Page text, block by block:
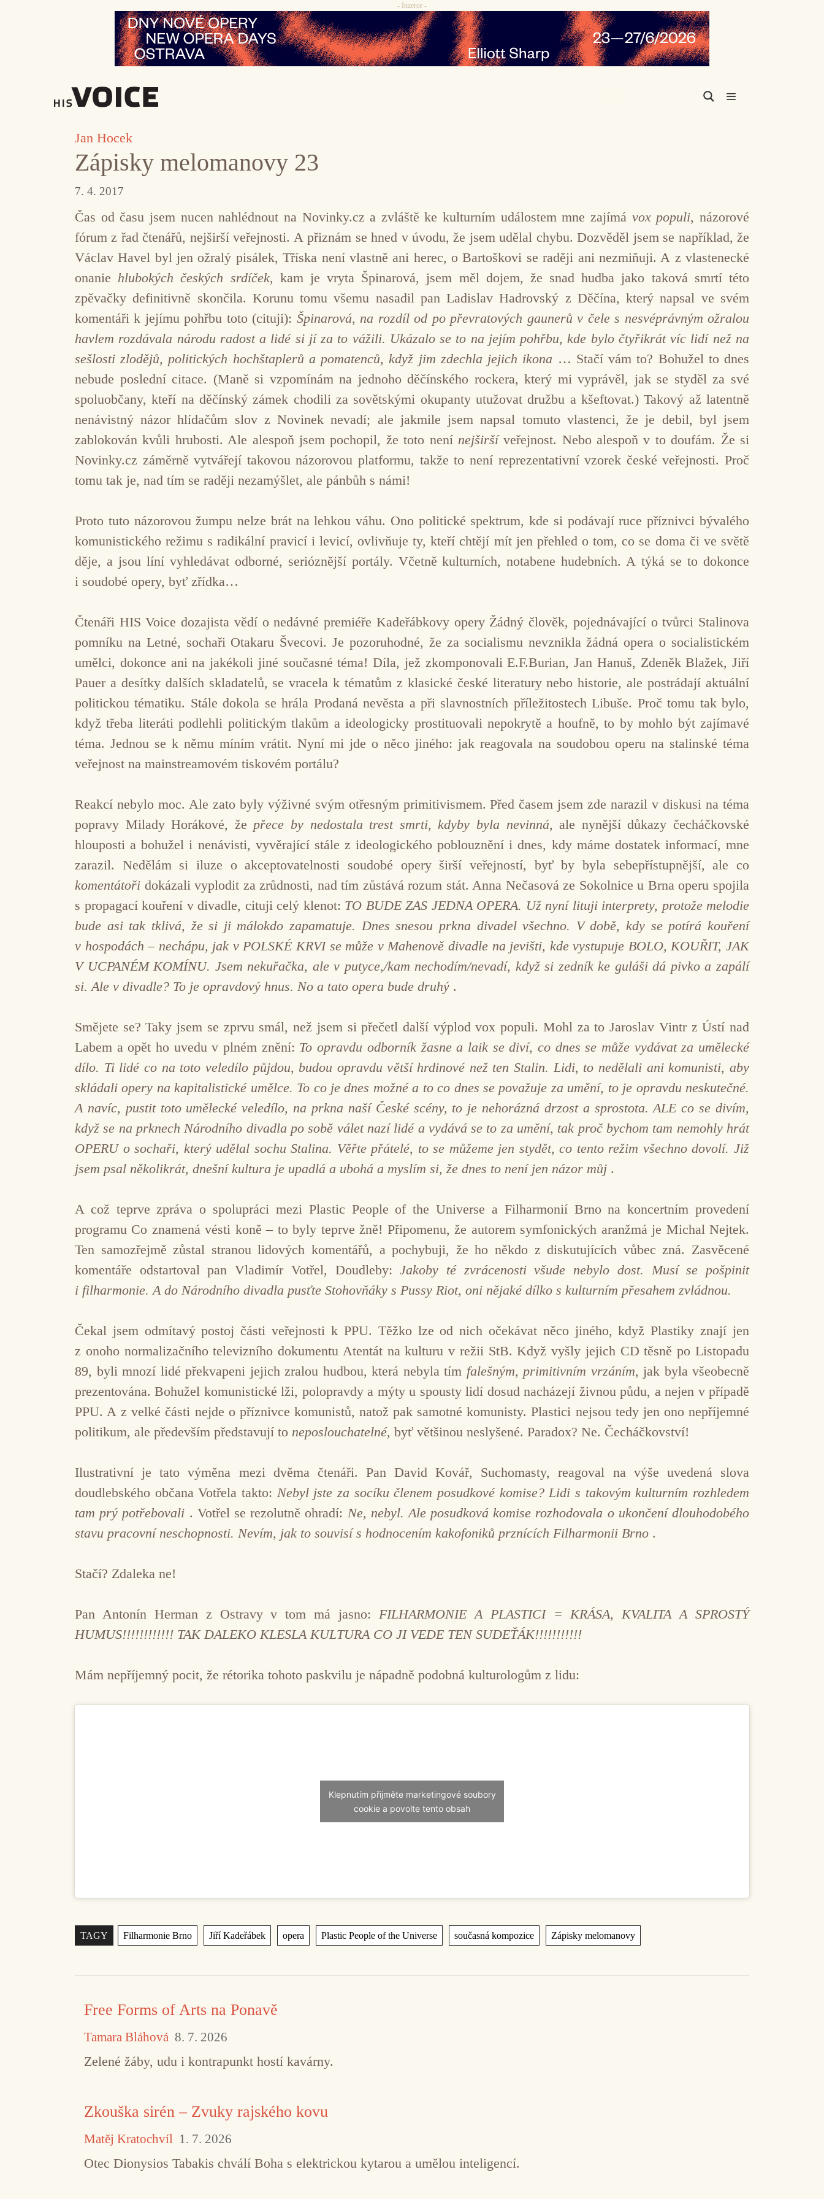
- Inzerce -
Jan Hocek
Zápisky melomanovy 23
7. 4. 2017
Čas od času jsem nucen nahlédnout na Novinky.cz a zvláště ke kulturním událostem mne zajímá vox populi, názorové
fórum z řad čtenářů, nejširší veřejnosti. A přiznám se hned v úvodu, že jsem udělal chybu. Dozvěděl jsem se například, že
Václav Havel byl jen ožralý pisálek, Tříska není vlastně ani herec, o Bartoškovi se raději ani nezmiňuji. A z vlastenecké
onanie hlubokých českých srdíček, kam je vryta Špinarová, jsem měl dojem, že snad hudba jako taková smrtí této
zpěvačky definitivně skončila. Korunu tomu všemu nasadil pan Ladislav Hadrovský z Děčína, který napsal ve svém
komentáři k jejímu pohřbu toto (cituji): Špinarová, na rozdíl od po převratových gaunerů v čele s nesvéprávným ožralou
havlem rozdávala národu radost a lidé si jí za to vážili. Ukázalo se to na jejím pohřbu, kde bylo čtyřikrát víc lidí než na
sešlosti zlodějů, politických hochštaplerů a pomatenců, když jim zdechla jejich ikona … Stačí vám to? Bohužel to dnes
nebude poslední citace. (Maně si vzpomínám na jednoho děčínského rockera, který mi vyprávěl, jak se styděl za své
spoluobčany, kteří na děčínský zámek chodili za sovětskými okupanty utužovat družbu a kšeftovat.) Takový až latentně
nenávistný názor hlídačům slov z Novinek nevadí; ale jakmile jsem napsal tomuto vlastenci, že je debil, byl jsem
zablokován kvůli hrubosti. Ale alespoň jsem pochopil, že toto není nejširšíveřejnost. Nebo alespoň v to doufám. Že si
Novinky.cz záměrně vytvářejí takovou názorovou platformu, takže to není reprezentativní vzorek české veřejnosti. Proč
tomu tak je, nad tím se raději nezamýšlet, ale pánbůh s námi!
Proto tuto názorovou žumpu nelze brát na lehkou váhu. Ono politické spektrum, kde si podávají ruce příznivci bývalého
komunistického režimu s radikální pravicí i levicí, ovlivňuje ty, kteří chtějí mít jen přehled o tom, co se doma či ve světě
děje, a jsou líní vyhledávat odborné, serióznější portály. Včetně kulturních, notabene hudebních. A týká se to dokonce
i soudobé opery, byť zřídka…
Čtenáři HIS Voice dozajista vědí o nedávné premiéře Kadeřábkovy opery Žádný člověk, pojednávající o tvůrci Stalinova
pomníku na Letné, sochaři Otakaru Švecovi. Je pozoruhodné, že za socialismu nevznikla žádná opera o socialistickém
umělci, dokonce ani na jakékoli jiné současné téma! Díla, jež zkomponovali E.F.Burian, Jan Hanuš, Zdeněk Blažek, Jiří
Pauer a desítky dalších skladatelů, se vracela k tématům z klasické české literatury nebo historie, ale postrádají aktuální
politickou tématiku. Stále dokola se hrála Prodaná nevěsta a při slavnostních příležitostech Libuše. Proč tomu tak bylo,
když třeba literáti podlehli politickým tlakům a ideologicky prostituovali nepokrytě a houfně, to by mohlo být zajímavé
téma. Jednou se k němu míním vrátit. Nyní mi jde o něco jiného: jak reagovala na soudobou operu na stalinské téma
veřejnost na mainstreamovém tiskovém portálu?
Reakcí nebylo moc. Ale zato byly výživné svým otřesným primitivismem. Před časem jsem zde narazil v diskusi na téma
popravy Milady Horákové, že přece by nedostala trest smrti, kdyby byla nevinná, ale nynější důkazy čecháčkovské
hlouposti a bohužel i nenávisti, vyvěrající stále z ideologického poblouznění i dnes, kdy máme dostatek informací, mne
zarazil. Nedělám si iluze o akceptovatelnosti soudobé opery širší veřejností, byť by byla sebepřístupnější, ale co
komentátoři dokázali vyplodit za zrůdnosti, nad tím zůstává rozum stát. Anna Nečasová ze Sokolnice u Brna operu spojila
s propagací kouření v divadle, cituji celý klenot: TO BUDE ZAS JEDNA OPERA. Už nyní lituji interprety, protože melodie
bude asi tak tklivá, že si ji málokdo zapamatuje. Dnes snesou prkna divadel všechno. V době, kdy se potírá kouření
v hospodách – nechápu, jak v POLSKÉ KRVI se může v Mahenově divadle na jevišti, kde vystupuje BOLO, KOUŘIT, JAK
V UCPANÉM KOMÍNU. Jsem nekuřačka, ale v putyce,/kam nechodím/nevadí, když si zedník ke guláši dá pivko a zapálí
si. Ale v divadle? To je opravdový hnus. No a tato opera bude druhý .
Smějete se? Taky jsem se zprvu smál, než jsem si přečetl další výplod vox populi. Mohl za to Jaroslav Vintr z Ústí nad
Labem a opět ho uvedu v plném znění: To opravdu odborník žasne a laik se diví, co dnes se může vydávat za umělecké
dílo. Ti lidé co na toto veledílo půjdou, budou opravdu větší hrdinové než ten Stalin. Lidi, to nedělali ani komunisti, aby
skládali opery na kapitalistické umělce. To co je dnes možné a to co dnes se považuje za umění, to je opravdu neskutečné.
A navíc, pustit toto umělecké veledílo, na prkna naší České scény, to je nehorázná drzost a sprostota. ALE co se divím,
když se na prknech Národního divadla po sobě válet nazí lidé a vydává se to za umění, tak proč bychom tam nemohly hrát
OPERU o sochaři, který udělal sochu Stalina. Věřte přátelé, to se můžeme jen stydět, co tento režim všechno dovolí. Již
jsem psal několikrát, dnešní kultura je upadlá a ubohá a myslím si, že dnes to není jen názor můj .
A což teprve zpráva o spolupráci mezi Plastic People of the Universe a Filharmonií Brno na koncertním provedení
programu Co znamená vésti koně – to byly teprve žně! Připomenu, že autorem symfonických aranžmá je Michal Nejtek.
Ten samozřejmě zůstal stranou lidových komentářů, a pochybuji, že ho někdo z diskutujících vůbec zná. Zasvěcené
komentáře odstartoval pan Vladimír Votřel, Doudleby:Jakoby té zvrácenosti všude nebylo dost. Musí se pošpinit
i filharmonie. A do Národního divadla pusťte Stohovňáky s Pussy Riot, oni nějaké dílko s kulturním přesahem zvládnou.
Čekal jsem odmítavý postoj části veřejnosti k PPU. Těžko lze od nich očekávat něco jiného, když Plastiky znají jen
z onoho normalizačního televizního dokumentu Atentát na kulturu v režii StB. Když vyšly jejich CD těsně po Listopadu
89, byli mnozí lidé překvapeni jejich zralou hudbou, která nebyla tím falešným, primitivním vrzáním, jak byla všeobecně
prezentována. Bohužel komunistické lži, polopravdy a mýty u spousty lidí dosud nacházejí živnou půdu, a nejen v případě
PPU. A z velké části nejde o příznivce komunistů, natož pak samotné komunisty. Plastici nejsou tedy jen ono nepříjemné
politikum, ale především představují to neposlouchatelné, byť většinou neslyšené. Paradox? Ne. Čecháčkovství!
Ilustrativní je tato výměna mezi dvěma čtenáři. Pan David Kovář, Suchomasty, reagoval na výše uvedená slova
doudlebského občana Votřela takto: Nebyl jste za socíku členem posudkové komise? Lidi s takovým kulturním rozhledem
tam prý potřebovali . Votřel se rezolutně ohradí: Ne, nebyl. Ale posudková komise rozhodovala o ukončení dlouhodobého
stavu pracovní neschopnosti. Nevím, jak to souvisí s hodnocením kakofoniků prznících Filharmonii Brno .
Stačí? Zdaleka ne!
Pan Antonín Herman z Ostravy v tom má jasno: FILHARMONIE A PLASTICI = KRÁSA, KVALITA A SPROSTÝ
HUMUS!!!!!!!!!!!! TAK DALEKO KLESLA KULTURA CO JI VEDE TEN SUDEŤÁK!!!!!!!!!!!
Mám nepříjemný pocit, že rétorika tohoto paskvilu je nápadně podobná kulturologům z lidu:
Klepnutím přijměte marketingové soubory
cookie a povolte tento obsah
TAGY
Štítky
Filharmonie Brno Jiří Kadeřábek opera Plastic People of the Universe současná kompozice Zápisky melomanovy
Free Forms of Arts na Ponavě
Tamara Bláhová 8. 7. 2026
Zelené žáby, udu i kontrapunkt hostí kavárny.
Zkouška sirén – Zvuky rajského kovu
Matěj Kratochvíl 1. 7. 2026
Otec Dionysios Tabakis chválí Boha s elektrickou kytarou a umělou inteligencí.